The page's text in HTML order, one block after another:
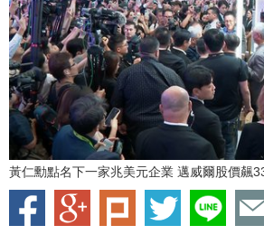
黃仁勳點名下一家兆美元企業 邁威爾股價飆